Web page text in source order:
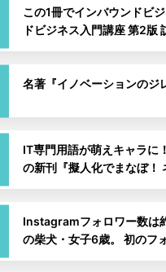
この1冊でインバウンドビ
ドビジネス入門講座 第2版
名著『イノベーションのジ
IT専門用語が萌えキャラに
の新刊『擬人化でまなぼ！
Instagramフォロワー数は
の柴犬・女子6歳。 初のフ